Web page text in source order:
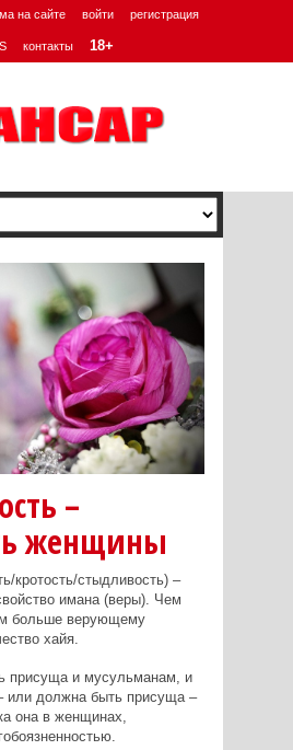
на сайте войти регистрация
контакты 18+
–
женщины
кротость/стыдливость) –
имана (веры). Чем
больше верующему
хайя.
присуща и мусульманам, и
или должна быть присуща –
она в женщинах,